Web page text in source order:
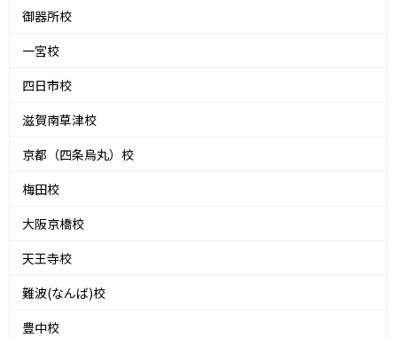
御器所校
一宮校
四日市校
滋賀南草津校
京都（四条烏丸）校
梅田校
大阪京橋校
天王寺校
難波(なんば)校
豊中校